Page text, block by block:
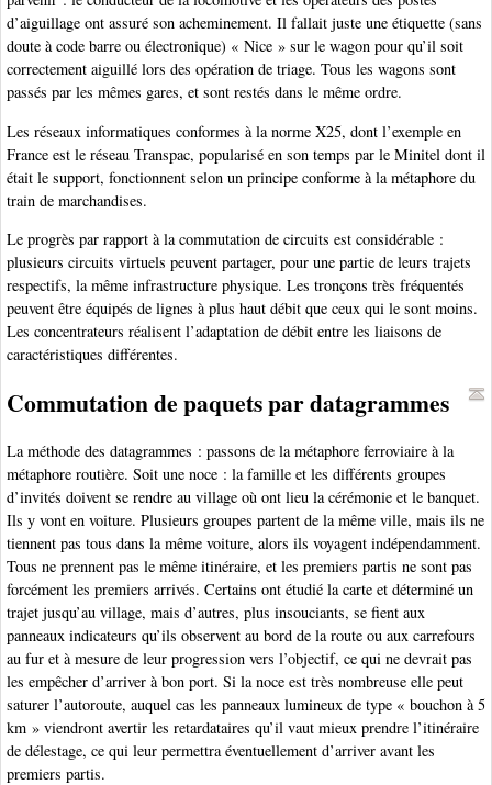
d’aiguillage ont assuré son acheminement. Il fallait juste une étiquette (sans
doute à code barre ou électronique) « Nice » sur le wagon pour qu’il soit
correctement aiguillé lors des opération de triage. Tous les wagons sont
passés par les mêmes gares, et sont restés dans le même ordre.
Les réseaux informatiques conformes à la norme X25, dont l’exemple en
France est le réseau Transpac, popularisé en son temps par le Minitel dont il
était le support, fonctionnent selon un principe conforme à la métaphore du
train de marchandises.
Le progrès par rapport à la commutation de circuits est considérable :
plusieurs circuits virtuels peuvent partager, pour une partie de leurs trajets
respectifs, la même infrastructure physique. Les tronçons très fréquentés
peuvent être équipés de lignes à plus haut débit que ceux qui le sont moins.
Les concentrateurs réalisent l’adaptation de débit entre les liaisons de
caractéristiques différentes.
Commutation de paquets par datagrammes
La méthode des datagrammes : passons de la métaphore ferroviaire à la
métaphore routière. Soit une noce : la famille et les différents groupes
d’invités doivent se rendre au village où ont lieu la cérémonie et le banquet.
Ils y vont en voiture. Plusieurs groupes partent de la même ville, mais ils ne
tiennent pas tous dans la même voiture, alors ils voyagent indépendamment.
Tous ne prennent pas le même itinéraire, et les premiers partis ne sont pas
forcément les premiers arrivés. Certains ont étudié la carte et déterminé un
trajet jusqu’au village, mais d’autres, plus insouciants, se fient aux
panneaux indicateurs qu’ils observent au bord de la route ou aux carrefours
au fur et à mesure de leur progression vers l’objectif, ce qui ne devrait pas
les empêcher d’arriver à bon port. Si la noce est très nombreuse elle peut
saturer l’autoroute, auquel cas les panneaux lumineux de type « bouchon à 5
km » viendront avertir les retardataires qu’il vaut mieux prendre l’itinéraire
de délestage, ce qui leur permettra éventuellement d’arriver avant les
premiers partis.